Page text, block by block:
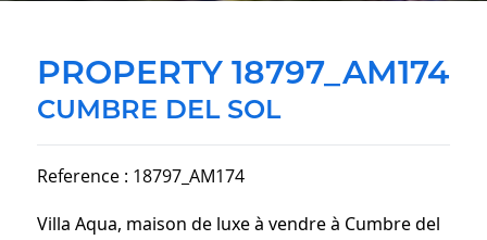
PROPERTY 18797_AM174
CUMBRE DEL SOL
Reference : 18797_AM174
Villa Aqua, maison de luxe à vendre à Cumbre del